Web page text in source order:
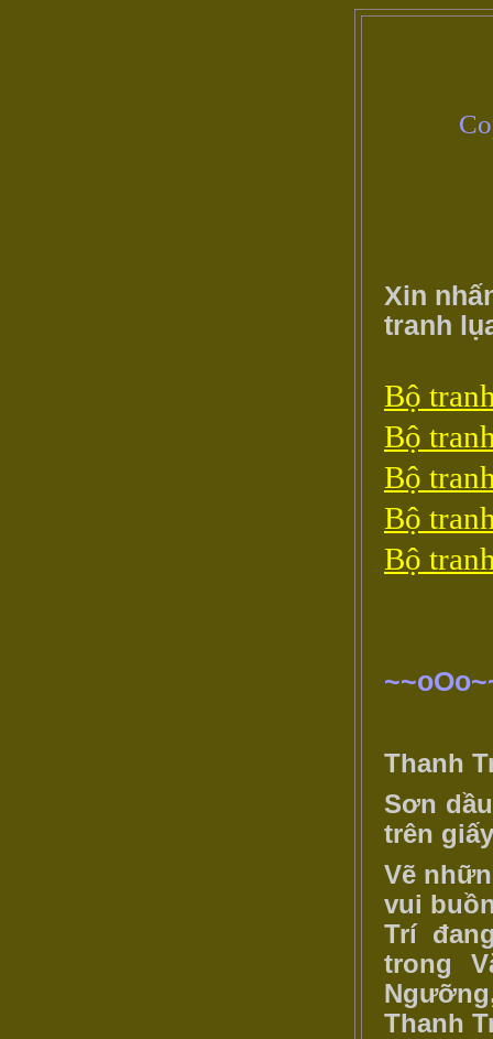
Xin
tranh
Bộ
Bộ
Bộ
Bộ
Bộ
Thanh
Sơn
trên
Vẽ
vui
Trí
trong
Thanh